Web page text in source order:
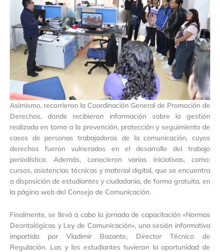
Asimismo, recorrieron la Coordinación General de Promoción de
Derechos, donde recibieron información sobre la gestión
realizada en torno a la prevención, protección y seguimiento de
casos de personas trabajadoras de la comunicación, cuyos
derechos fueron vulnerados en el desarrollo del trabajo
periodístico. Además, conocieron varias iniciativas, como:
cursos, asistencias técnicas y material digital, que se encuentra
a disposición de estudiantes y ciudadanía, de forma gratuita, en
la página web del Consejo de Comunicación.
Finalmente, se llevó a cabo la jornada de capacitación «Normas
Deontológicas y Ley de Comunicación», una sesión informativa
impartida por Vladimir Bazante, Director Técnico de
Regulación. Las y los estudiantes tuvieron la oportunidad de